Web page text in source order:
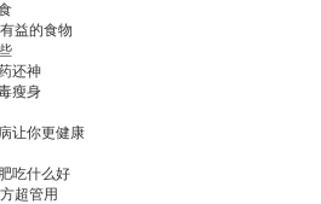
益的食物
还神
瘦身
让你更健康
吃什么好
超管用